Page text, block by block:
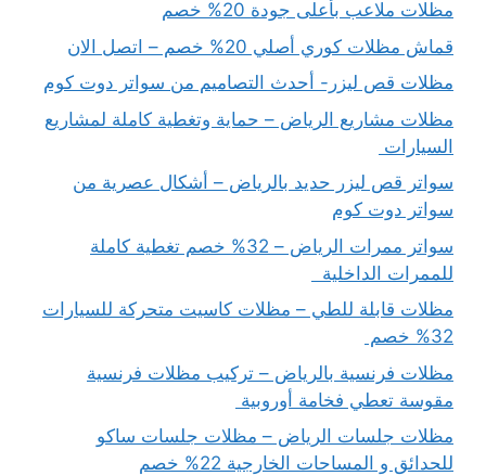
مظلات ملاعب بأعلى جودة 20% خصم
قماش مظلات كوري أصلي 20% خصم – اتصل الان
مظلات قص ليزر- أحدث التصاميم من سواتر دوت كوم
مظلات مشاريع الرياض – حماية وتغطية كاملة لمشاريع
السيارات
سواتر قص ليزر حديد بالرياض – أشكال عصرية من
سواتر دوت كوم
سواتر ممرات الرياض – 32% خصم تغطية كاملة
للممرات الداخلية
مظلات قابلة للطي – مظلات كاسيت متحركة للسيارات
32% خصم
مظلات فرنسية بالرياض – تركيب مظلات فرنسية
مقوسة تعطي فخامة أوروبية
مظلات جلسات الرياض – مظلات جلسات ساكو
للحدائق و المساحات الخارجية 22% خصم